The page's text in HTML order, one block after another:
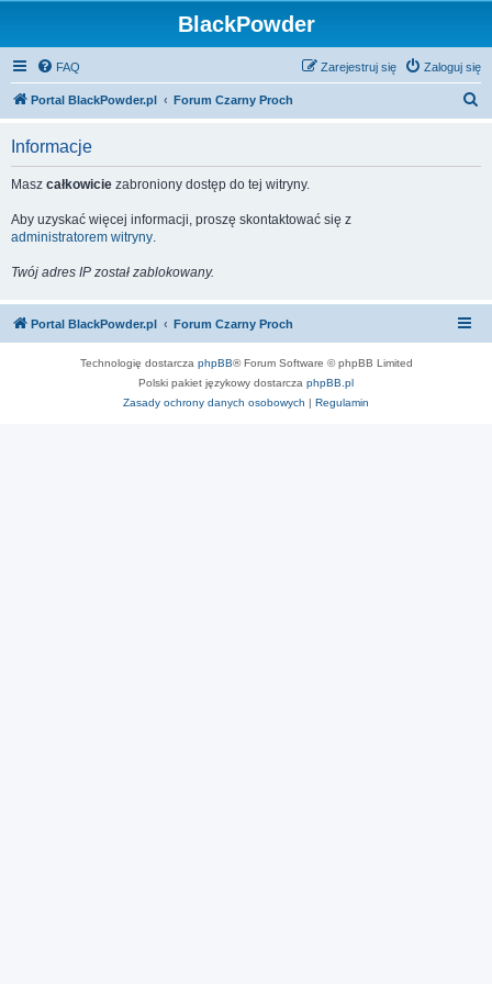
BlackPowder
FAQ Zaloguj się
Zarejestruj się
Portal BlackPowder.pl Forum Czarny Proch
Informacje
Masz całkowicie zabroniony dostęp do tej witryny.
Aby uzyskać więcej informacji, proszę skontaktować się z
administratorem witryny.
Twój adres IP został zablokowany.
Portal BlackPowder.pl Forum Czarny Proch
Technologię dostarcza phpBB® Forum Software © phpBB Limited
Polski pakiet językowy dostarcza phpBB.pl
Zasady ochrony danych osobowych | Regulamin